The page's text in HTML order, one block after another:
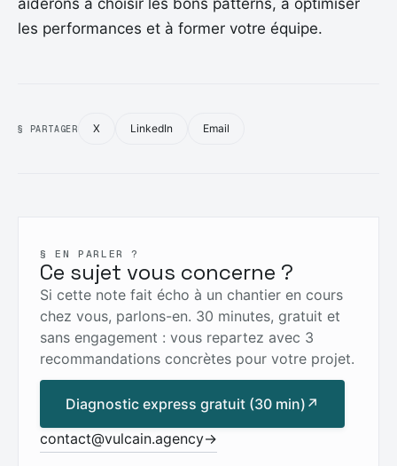
aiderons à choisir les bons patterns, à optimiser
les performances et à former votre équipe.
§ PARTAGER X LinkedIn Email
§ EN PARLER ?
Ce sujet vous concerne ?
Si cette note fait écho à un chantier en cours
chez vous, parlons-en. 30 minutes, gratuit et
sans engagement : vous repartez avec 3
recommandations concrètes pour votre projet.
Diagnostic express gratuit (30 min) ↗
contact@vulcain.agency→